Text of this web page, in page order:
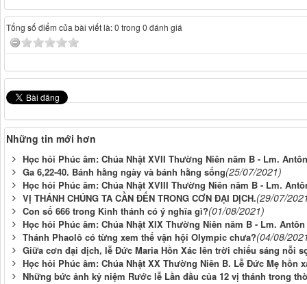
Tổng số điểm của bài viết là: 0 trong 0 đánh giá
Những tin mới hơn
Học hỏi Phúc âm: Chúa Nhật XVII Thường Niên năm B - Lm.
Ga 6,22-40. Bánh hằng ngày và bánh hằng sống(25/07/2021)
Học hỏi Phúc âm: Chúa Nhật XVIII Thường Niên năm B - Lm.
VỊ THÁNH CHÚNG TA CẦN ĐẾN TRONG CƠN ĐẠI DỊCH.(29/07/
Con số 666 trong Kinh thánh có ý nghĩa gì?(01/08/2021)
Học hỏi Phúc âm: Chúa Nhật XIX Thường Niên năm B - Lm.
Thánh Phaolô có từng xem thế vận hội Olympic chưa?(04/08/
Giữa cơn đại dịch, lễ Đức Maria Hồn Xác lên trời chiếu sáng nỗi
Học hỏi Phúc âm: Chúa Nhật XX Thường Niên B. Lễ Đức Mẹ hồn
Những bức ảnh kỷ niệm Rước lễ Lần đầu của 12 vị thánh trong